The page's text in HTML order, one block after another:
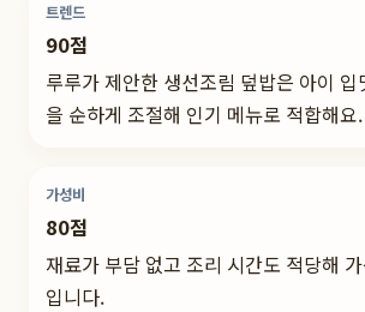
트렌드
90점
루루가 제안한 생선조림 덮밥은 아이 입
을 순하게 조절해 인기 메뉴로 적합해요.
가성비
80점
재료가 부담 없고 조리 시간도 적당해
입니다.